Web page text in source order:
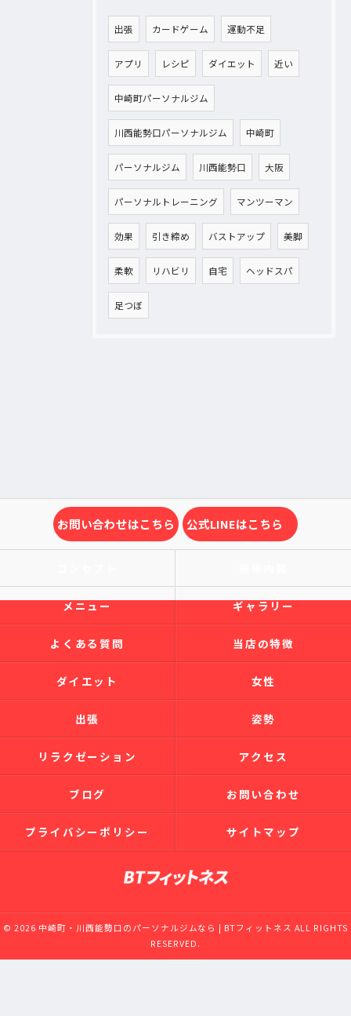
出張 カードゲーム 運動不足
アプリ レシピ ダイエット 近い
中崎町パーソナルジム
川西能勢口パーソナルジム 中崎町
パーソナルジム 川西能勢口 大阪
パーソナルトレーニング マンツーマン
効果 引き締め バストアップ 美脚
柔軟 リハビリ 自宅 ヘッドスパ
足つぼ
お問い合わせはこちら 公式LINEはこちら
メニュー ギャラリー
よくある質問 当店の特徴
ダイエット 女性
出張 姿勢
リラクゼーション アクセス
ブログ お問い合わせ
プライバシーポリシー サイトマップ
© 2026 中崎町・川西能勢口のパーソナルジムなら | BTフィットネス ALL RIGHTS
RESERVED.